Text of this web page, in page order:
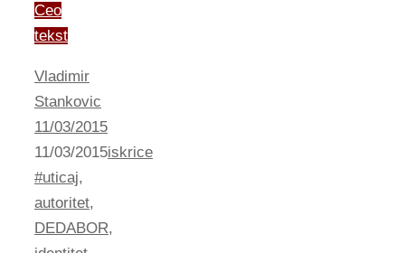
Ceo
tekst
Vladimir
Stankovic
11/03/2015
11/03/2015iskrice
#uticaj,
autoritet,
DEDABOR,